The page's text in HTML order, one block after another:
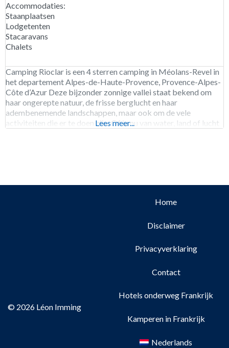
Accommodaties:
Staanplaatsen
Lodgetenten
Stacaravans
Chalets
Camping Rioclar is een 4 sterren camping in Méolans-Revel in
het departement Alpes-de-Haute-Provence, Provence-Alpes-
Côte d’Azur Deze bijzonder zonnige vallei staat bekend om
haar ongerepte natuur, de frisse berglucht en haar
adembenemende landschappen, maar ook om de vele
activiteiten die er te doen zijn. Of je nu van water, land of lucht
Lees meer...
© 2026 Léon Imming
Home
Disclaimer
Privacyverklaring
Contact
Hotels onderweg Frankrijk
Kamperen in Frankrijk
Nederlands